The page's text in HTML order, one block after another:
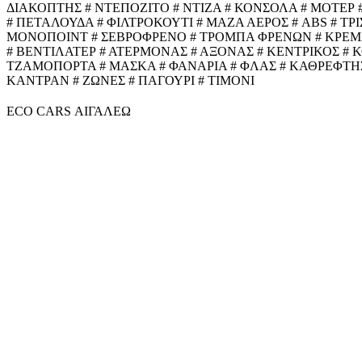
ΔΙΑΚΟΠΤΗΣ # ΝΤΕΠΟΖΙΤΟ # ΝΤΙΖΑ # ΚΟΝΣΟΛΑ #
# ΠΕΤΑΛΟΥΔΑ # ΦΙΛΤΡΟΚΟΥΤΙ # ΜΑΖΑ ΑΕΡΟΣ # ABS #
ΜΟΝΟΠΟΙΝΤ # ΣΕΒΡΟΦΡΕΝΟ # ΤΡΟΜΠΑ ΦΡΕΝΩΝ #
# ΒΕΝΤΙΛΑΤΕΡ # ΑΤΕΡΜΟΝΑΣ # ΑΞΟΝΑΣ # ΚΕΝΤΡΙΚΟΣ
ΤΖΑΜΟΠΟΡΤΑ # ΜΑΣΚΑ # ΦΑΝΑΡΙΑ # ΦΛΑΣ #
ΚΑΝΤΡΑΝ # ΖΩΝΕΣ # ΠΑΓΟΥΡΙ # ΤΙΜΟΝΙ
ECO CARS ΑΙΓΑΛΕΩ